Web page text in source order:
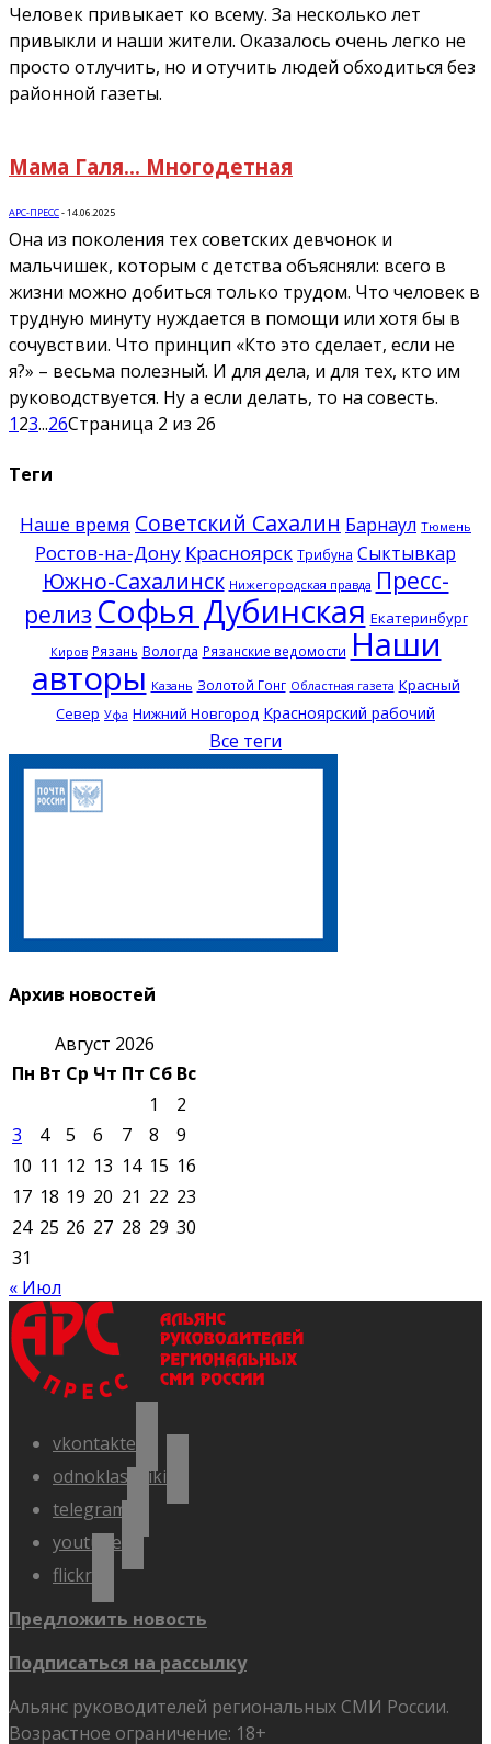
Человек привыкает ко всему. За несколько лет
привыкли и наши жители. Оказалось очень легко не
просто отлучить, но и отучить людей обходиться без
районной газеты.
Мама Галя… Многодетная
АРС-ПРЕСС-14.06.2025
Она из поколения тех советских девчонок и
мальчишек, которым с детства объясняли: всего в
жизни можно добиться только трудом. Что человек в
трудную минуту нуждается в помощи или хотя бы в
сочувствии. Что принцип «Кто это сделает, если не
я?» – весьма полезный. И для дела, и для тех, кто им
руководствуется. Ну а если делать, то на совесть.
123...26Страница 2 из 26
Теги
Наше время Советский Сахалин Барнаул Тюмень
Ростов-на-Дону Красноярск Трибуна Сыктывкар
Южно-Сахалинск Нижегородская правда Пресс-
релиз Софья Дубинская Екатеринбург
Киров Рязань Вологда Рязанские ведомости Наши
авторы Казань Золотой Гонг Областная газета Красный
Север Уфа Нижний Новгород Красноярский рабочий
Все теги
Архив новостей
Август 2026
Пн Вт Ср Чт Пт Сб Вс
1
2
3
4 5 6 7 8
9
10 11 12 13 14 15 16
17 18 19 20 21 22 23
24 25 26 27 28 29 30
31
« Июл
vkontakte
odnoklassniki
telegram
youtube
flickr
Предложить новость
Подписаться на рассылку
Альянс руководителей региональных СМИ России.
Возрастное ограничение: 18+